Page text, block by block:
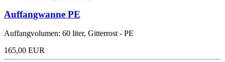
Auffangwanne PE
Auffangvolumen: 60 liter, Gitterrost - PE
165,00 EUR